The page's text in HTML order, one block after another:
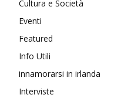
Cultura e Società
Eventi
Featured
Info Utili
innamorarsi in irlanda
Interviste